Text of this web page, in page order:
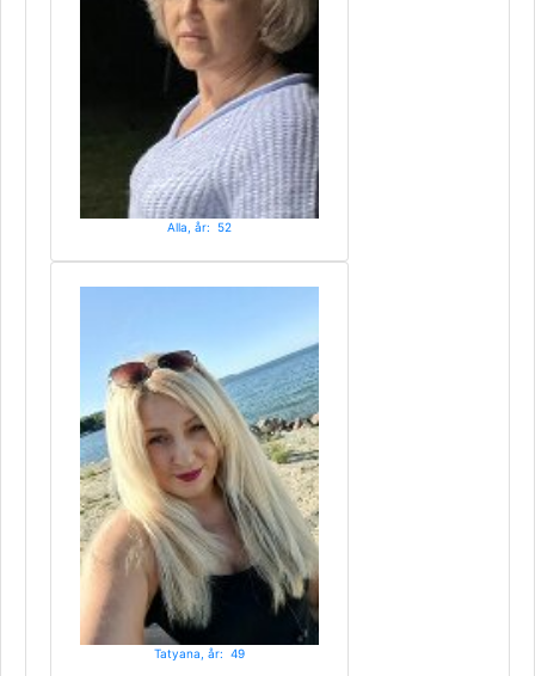
Alla, år: 52
Tatyana, år: 49